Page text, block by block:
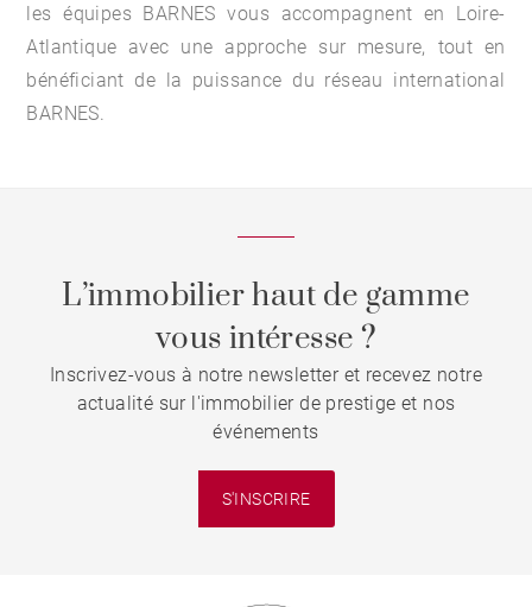
les équipes BARNES vous accompagnent en Loire-
Atlantique avec une approche sur mesure, tout en
bénéficiant de la puissance du réseau international
BARNES.
L’immobilier haut de gamme
vous intéresse ?
Inscrivez-vous à notre newsletter et recevez notre
actualité sur l'immobilier de prestige et nos
événements
S'INSCRIRE